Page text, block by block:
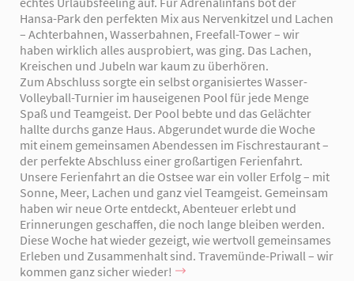
Hansa-Park den perfekten Mix aus Nervenkitzel und Lachen
– Achterbahnen, Wasserbahnen, Freefall-Tower – wir
haben wirklich alles ausprobiert, was ging. Das Lachen,
Kreischen und Jubeln war kaum zu überhören.
Zum Abschluss sorgte ein selbst organisiertes Wasser-
Volleyball-Turnier im hauseigenen Pool für jede Menge
Spaß und Teamgeist. Der Pool bebte und das Gelächter
hallte durchs ganze Haus. Abgerundet wurde die Woche
mit einem gemeinsamen Abendessen im Fischrestaurant –
der perfekte Abschluss einer großartigen Ferienfahrt.
Unsere Ferienfahrt an die Ostsee war ein voller Erfolg – mit
Sonne, Meer, Lachen und ganz viel Teamgeist. Gemeinsam
haben wir neue Orte entdeckt, Abenteuer erlebt und
Erinnerungen geschaffen, die noch lange bleiben werden.
Diese Woche hat wieder gezeigt, wie wertvoll gemeinsames
Erleben und Zusammenhalt sind. Travemünde-Priwall – wir
kommen ganz sicher wieder!